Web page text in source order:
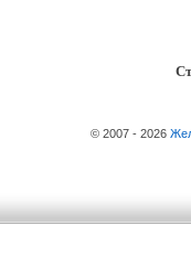
© 2007 - 2026